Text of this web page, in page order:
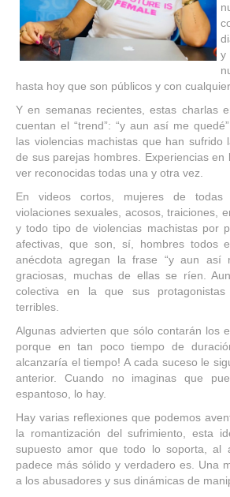
y
hasta hoy que son públicos y con
Y en semanas recientes, estas charlas
cuentan el “trend”: “y aun así me
las violencias machistas que han sufrido
de sus parejas hombres. Experiencias en
ver reconocidas todas una y otra vez.
En videos cortos, mujeres de todas
violaciones sexuales, acosos, traiciones,
y todo tipo de violencias machistas por
afectivas, que son, sí, hombres todos
anécdota agregan la frase “y aun así
graciosas, muchas de ellas se ríen.
colectiva en la que sus protagonistas
terribles.
Algunas advierten que sólo contarán los
porque en tan poco tiempo de
alcanzaría el tiempo! A cada suceso le
anterior. Cuando no imaginas que
espantoso, lo hay.
Hay varias reflexiones que podemos
la romantización del sufrimiento, esta
supuesto amor que todo lo soporta, al
padece más sólido y verdadero es. Una
a los abusadores y sus dinámicas de